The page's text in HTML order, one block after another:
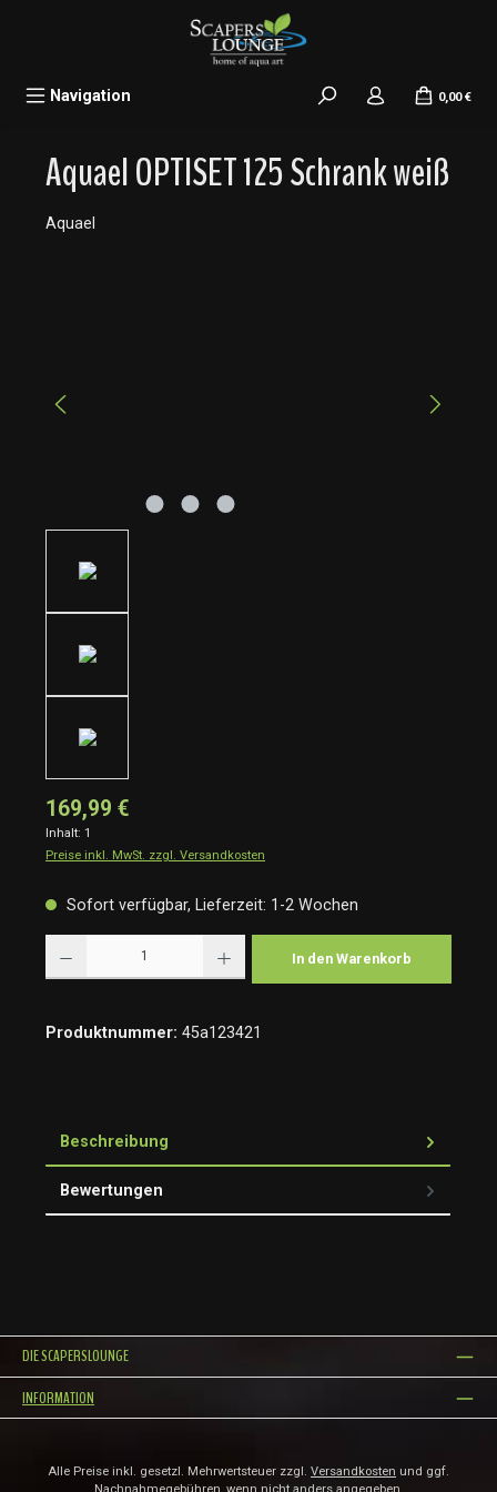
Navigation 0,00 €
Aquael OPTISET 125 Schrank weiß
Aquael
169,99 €
Inhalt: 1
Preise inkl. MwSt. zzgl. Versandkosten
Sofort verfügbar, Lieferzeit: 1-2 Wochen
In den Warenkorb
Produktnummer: 45a123421
Beschreibung
Bewertungen
DIE SCAPERSLOUNGE
INFORMATION
Alle Preise inkl. gesetzl. Mehrwertsteuer zzgl. Versandkosten und ggf.